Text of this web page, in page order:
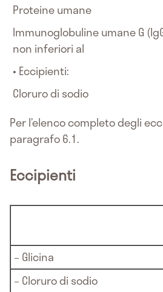
Proteine umane
Immunoglobuline umane G
non inferiori al
• Eccipienti:
Cloruro di sodio
Per l’elenco completo degli
paragrafo 6.1.
Eccipienti
– Glicina
– Cloruro di sodio